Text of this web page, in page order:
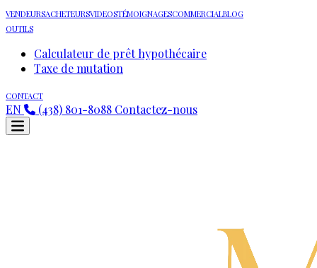
VENDEURSACHETEURSVIDEOSTÉMOIGNAGESCOMMERCIALBLOG
OUTILS
Calculateur de prêt hypothécaire
Taxe de mutation
CONTACT
EN (438) 801-8088 Contactez-nous